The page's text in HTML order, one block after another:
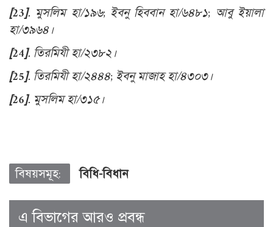
[23]. মুসলিম হা/১৯৬; ইবনু হিববান হা/৬৪৮১; আবু ইয়ালা
হা/৩৯৬৪।
[24]. তিরমিযী হা/২৩৮২।
[25]. তিরমিযী হা/২৪৪৪; ইবনু মাজাহ হা/৪৩০৩।
[26]. মুসলিম হা/৩১৫।
বিষয়সমূহ: বিধি-বিধান
এ বিভাগের আরও প্রবন্ধ